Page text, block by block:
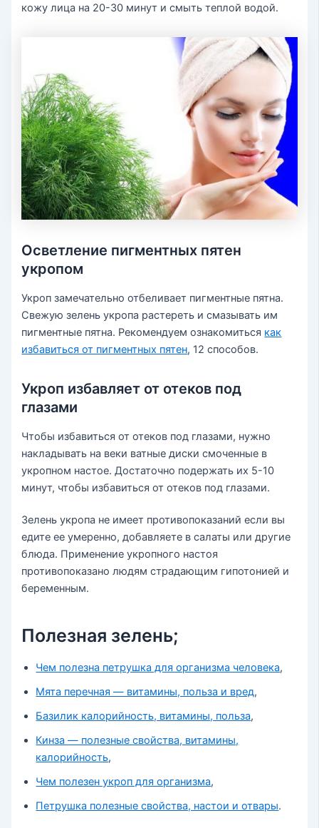
кожу лица на 20-30 минут и смыть теплой водой.
Осветление пигментных пятен
укропом
Укроп замечательно отбеливает пигментные пятна.
Свежую зелень укропа растереть и смазывать им
пигментные пятна. Рекомендуем ознакомиться как
избавиться от пигментных пятен, 12 способов.
Укроп избавляет от отеков под
глазами
Чтобы избавиться от отеков под глазами, нужно
накладывать на веки ватные диски смоченные в
укропном настое. Достаточно подержать их 5-10
минут, чтобы избавиться от отеков под глазами.
Зелень укропа не имеет противопоказаний если вы
едите ее умеренно, добавляете в салаты или другие
блюда. Применение укропного настоя
противопоказано людям страдающим гипотонией и
беременным.
Полезная зелень;
Чем полезна петрушка для организма человека,
Мята перечная — витамины, польза и вред,
Базилик калорийность, витамины, польза,
Кинза — полезные свойства, витамины,
калорийность,
Чем полезен укроп для организма,
Петрушка полезные свойства, настои и отвары.